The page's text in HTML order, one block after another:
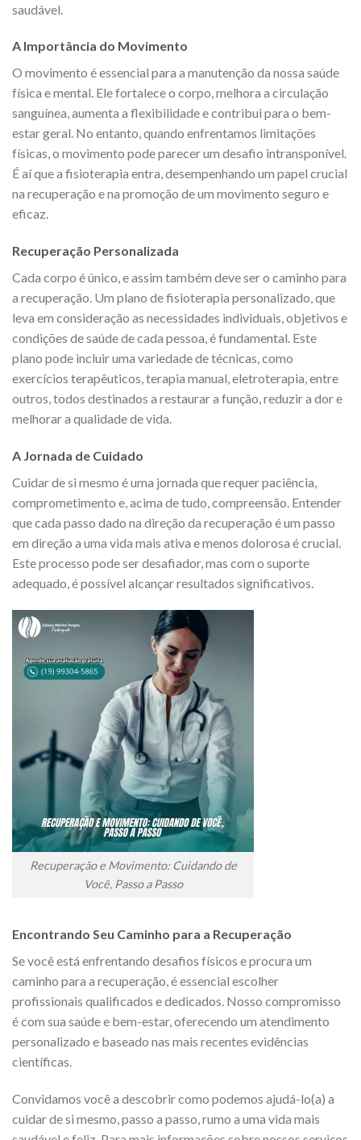
saudável.
A Importância do Movimento
O movimento é essencial para a manutenção da nossa saúde
física e mental. Ele fortalece o corpo, melhora a circulação
sanguínea, aumenta a flexibilidade e contribui para o bem-
estar geral. No entanto, quando enfrentamos limitações
físicas, o movimento pode parecer um desafio intransponível.
É aí que a fisioterapia entra, desempenhando um papel crucial
na recuperação e na promoção de um movimento seguro e
eficaz.
Recuperação Personalizada
Cada corpo é único, e assim também deve ser o caminho para
a recuperação. Um plano de fisioterapia personalizado, que
leva em consideração as necessidades individuais, objetivos e
condições de saúde de cada pessoa, é fundamental. Este
plano pode incluir uma variedade de técnicas, como
exercícios terapêuticos, terapia manual, eletroterapia, entre
outros, todos destinados a restaurar a função, reduzir a dor e
melhorar a qualidade de vida.
A Jornada de Cuidado
Cuidar de si mesmo é uma jornada que requer paciência,
comprometimento e, acima de tudo, compreensão. Entender
que cada passo dado na direção da recuperação é um passo
em direção a uma vida mais ativa e menos dolorosa é crucial.
Este processo pode ser desafiador, mas com o suporte
adequado, é possível alcançar resultados significativos.
Recuperação e Movimento: Cuidando de
Você, Passo a Passo
Encontrando Seu Caminho para a Recuperação
Se você está enfrentando desafios físicos e procura um
caminho para a recuperação, é essencial escolher
profissionais qualificados e dedicados. Nosso compromisso
é com sua saúde e bem-estar, oferecendo um atendimento
personalizado e baseado nas mais recentes evidências
científicas.
Convidamos você a descobrir como podemos ajudá-lo(a) a
cuidar de si mesmo, passo a passo, rumo a uma vida mais